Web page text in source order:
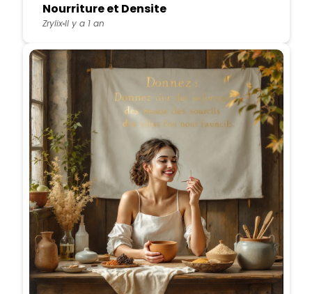
Nourriture et Densite
ZrylixIl y a 1 an